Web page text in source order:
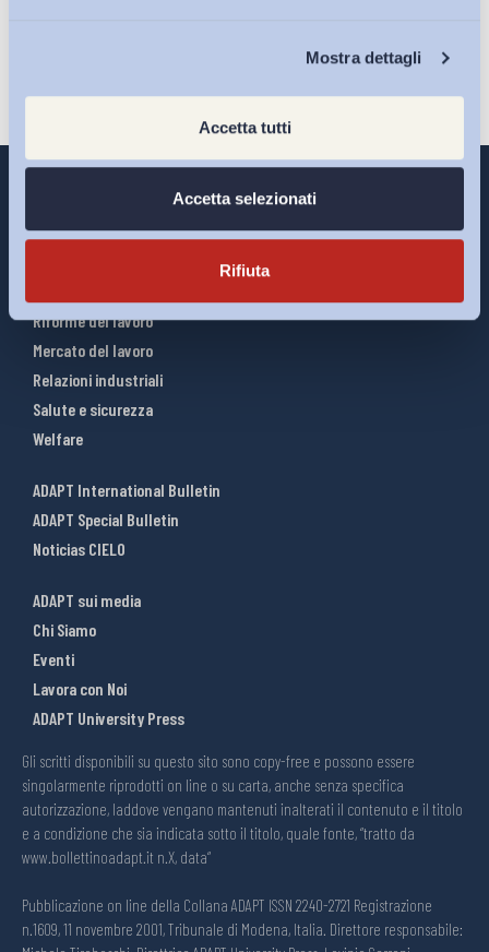
Mostra dettagli
Accetta tutti
Accetta selezionati
Rifiuta
Riforme del lavoro
Mercato del lavoro
Relazioni industriali
Salute e sicurezza
Welfare
ADAPT International Bulletin
ADAPT Special Bulletin
Noticias CIELO
ADAPT sui media
Chi Siamo
Eventi
Lavora con Noi
ADAPT University Press
Gli scritti disponibili su questo sito sono copy-free e possono essere
singolarmente riprodotti on line o su carta, anche senza specifica
autorizzazione, laddove vengano mantenuti inalterati il contenuto e il titolo
e a condizione che sia indicata sotto il titolo, quale fonte, “tratto da
www.bollettinoadapt.it n.X, data“
Pubblicazione on line della Collana ADAPT ISSN 2240-2721 Registrazione
n.1609, 11 novembre 2001, Tribunale di Modena, Italia. Direttore responsabile: